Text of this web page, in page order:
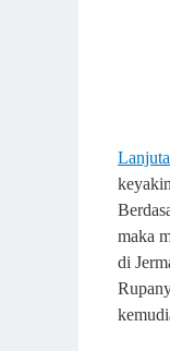
maka
di